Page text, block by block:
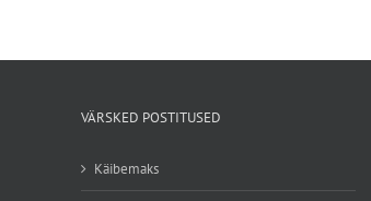
VÄRSKED POSTITUSED
Käibemaks